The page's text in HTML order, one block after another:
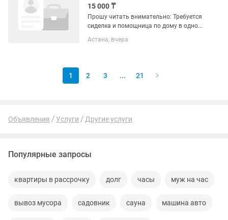
15 000 ₸
Прошу читать внимательно: Требуется
сиделка и помощница по дому в одном
75 лет, после инсульта (смена
Астана, вчера
1 2 3 ... 21
Объявления Услуги Другие услуги
Популярные запросы
квартиры в рассрочку долг часы муж на час
вывоз мусора садовник сауна машина авто